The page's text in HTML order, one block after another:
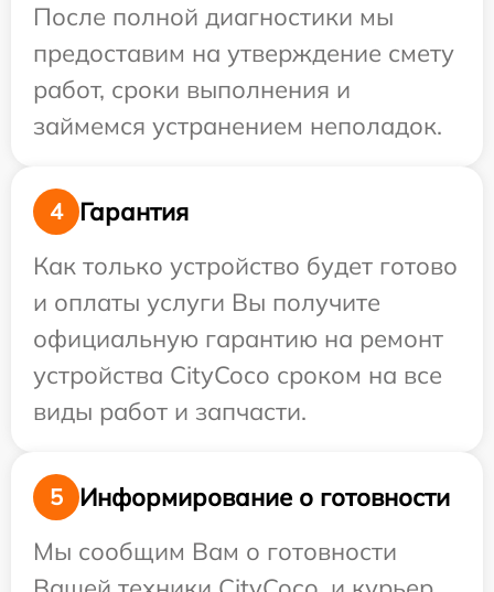
После полной диагностики мы
предоставим на утверждение смету
работ, сроки выполнения и
займемся устранением неполадок.
4
Гарантия
Как только устройство будет готово
и оплаты услуги Вы получите
официальную гарантию на ремонт
устройства CityCoco сроком на все
виды работ и запчасти.
5
Информирование о готовности
Мы сообщим Вам о готовности